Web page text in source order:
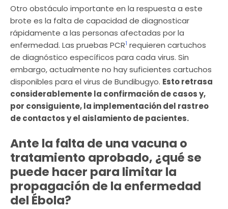
Otro obstáculo importante en la respuesta a este
brote es la falta de capacidad de diagnosticar
rápidamente a las personas afectadas por la
enfermedad. Las pruebas PCR1 requieren cartuchos
de diagnóstico específicos para cada virus. Sin
embargo, actualmente no hay suficientes cartuchos
disponibles para el virus de Bundibugyo. Esto retrasa
considerablemente la confirmación de casos y,
por consiguiente, la implementación del rastreo
de contactos y el aislamiento de pacientes.
Ante la falta de una vacuna o
tratamiento aprobado, ¿qué se
puede hacer para limitar la
propagación de la enfermedad
del Ébola?